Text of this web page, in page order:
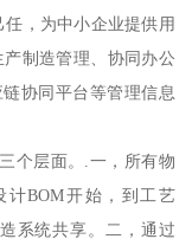
，为中小企业提供用
制造管理、协同办公
协同平台等管理信息
个层面。.一，所有物
BOM开始，到工艺
系统共享。二，通过